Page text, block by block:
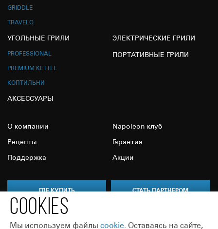
GRIDDLE
TRAVELQ
УГОЛЬНЫЕ ГРИЛИ
PROFESSIONAL
PREMIUM KETTLE
КОПТИЛЬНИ
ЭЛЕКТРИЧЕСКИЕ ГРИЛИ
ПОРТАТИВНЫЕ ГРИЛИ
АКСЕССУАРЫ
О компании Napoleon клуб
Рецепты Гарантия
Поддержка Акции
ГДЕ КУПИТЬ СТАТЬ ПАРТНЕРОМ
COOKIES
Мы используем файлы сookie. Оставаясь на сайте,